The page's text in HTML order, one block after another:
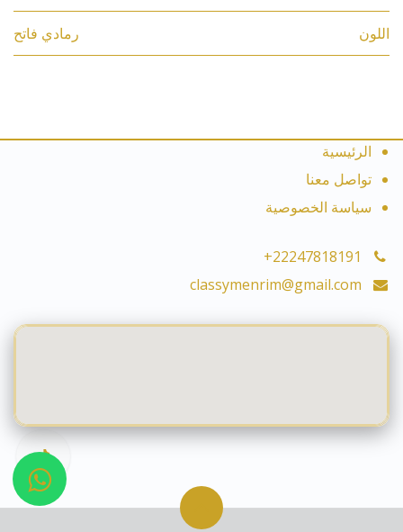
اللون رمادي فاتح
الرئيسية
تواصل معنا
سياسة الخصوصية
+22247818191
classymenrim@gmail.com